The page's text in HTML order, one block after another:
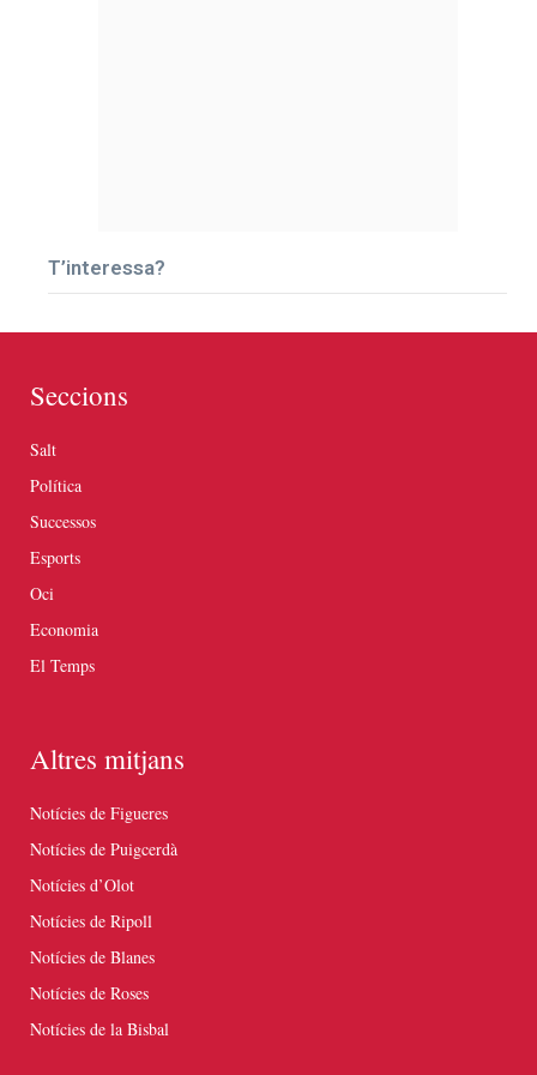
T’interessa?
Seccions
Salt
Política
Successos
Esports
Oci
Economia
El Temps
Altres mitjans
Notícies de Figueres
Notícies de Puigcerdà
Notícies d’Olot
Notícies de Ripoll
Notícies de Blanes
Notícies de Roses
Notícies de la Bisbal